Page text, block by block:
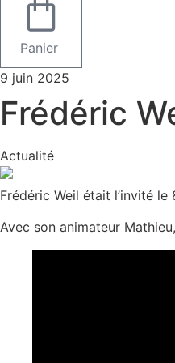
Panier
9 juin 2025
Frédéric
Actualité
Frédéric Weil était l’invité
Avec son animateur